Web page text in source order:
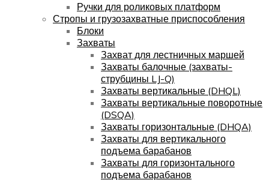
Ручки для роликовых платформ
Стропы и грузозахватные приспособления
Блоки
Захваты
Захват для лестничных маршей
Захваты балочные (захваты-
струбцины LJ-Q)
Захваты вертикальные (DHQL)
Захваты вертикальные поворотные
(DSQA)
Захваты горизонтальные (DHQA)
Захваты для вертикального
подъема барабанов
Захваты для горизонтального
подъема барабанов